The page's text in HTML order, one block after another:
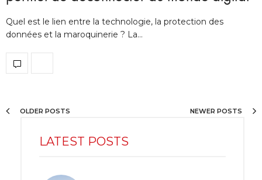
Quel est le lien entre la technologie, la protection des
données et la maroquinerie ? La…
OLDER POSTS NEWER POSTS
LATEST POSTS